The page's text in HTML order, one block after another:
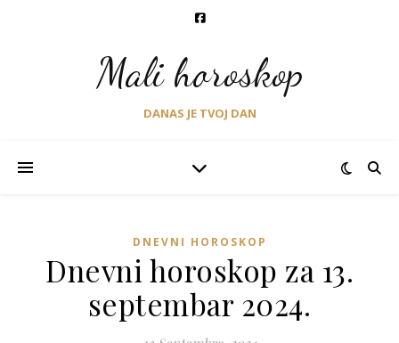
Mali horoskop
DANAS JE TVOJ DAN
DNEVNI HOROSKOP
Dnevni horoskop za 13.
septembar 2024.